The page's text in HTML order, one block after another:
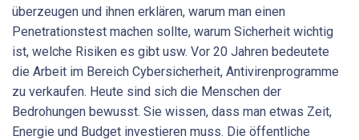
überzeugen und ihnen erklären, warum man einen
Penetrationstest machen sollte, warum Sicherheit wichtig
ist, welche Risiken es gibt usw. Vor 20 Jahren bedeutete
die Arbeit im Bereich Cybersicherheit, Antivirenprogramme
zu verkaufen. Heute sind sich die Menschen der
Bedrohungen bewusst. Sie wissen, dass man etwas Zeit,
Energie und Budget investieren muss. Die öffentliche